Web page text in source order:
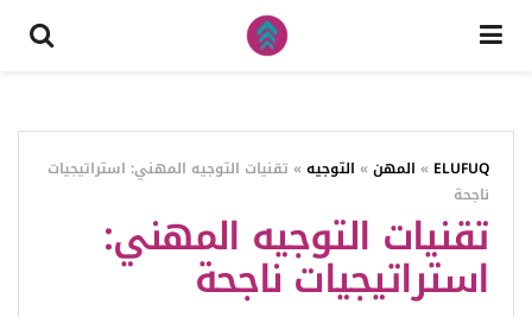
ELUFUQ
» المهن » التوجيه » تقنيات التوجيه المهني: استراتيجيات
ناجحة
تقنيات التوجيه المهني:
استراتيجيات ناجحة